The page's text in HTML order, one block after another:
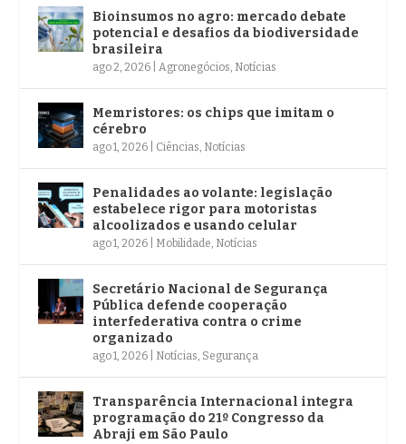
Bioinsumos no agro: mercado debate
potencial e desafios da biodiversidade
brasileira
ago 2, 2026 Agronegócios Notícias
Memristores: os chips que imitam o
cérebro
ago 1, 2026 Ciências Notícias
Penalidades ao volante: legislação
estabelece rigor para motoristas
alcoolizados e usando celular
ago 1, 2026 Mobilidade Notícias
Secretário Nacional de Segurança
Pública defende cooperação
interfederativa contra o crime
organizado
ago 1, 2026 Notícias Segurança
Transparência Internacional integra
programação do 21º Congresso da
Abraji em São Paulo